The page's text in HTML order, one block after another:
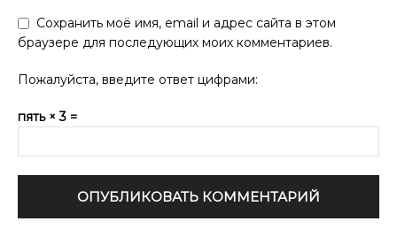
Сохранить моё имя, email и адрес сайта в этом
браузере для последующих моих комментариев.
Пожалуйста, введите ответ цифрами:
пять × 3 =